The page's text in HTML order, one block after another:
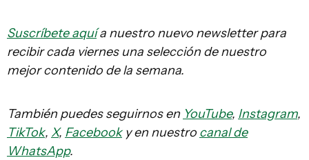
Suscríbete aquía nuestro nuevo newsletter para
recibir cada viernes una selección de nuestro
mejor contenido de la semana.
También puedes seguirnos en YouTube, Instagram,
TikTok, X, Facebooky en nuestro canal de
WhatsApp.